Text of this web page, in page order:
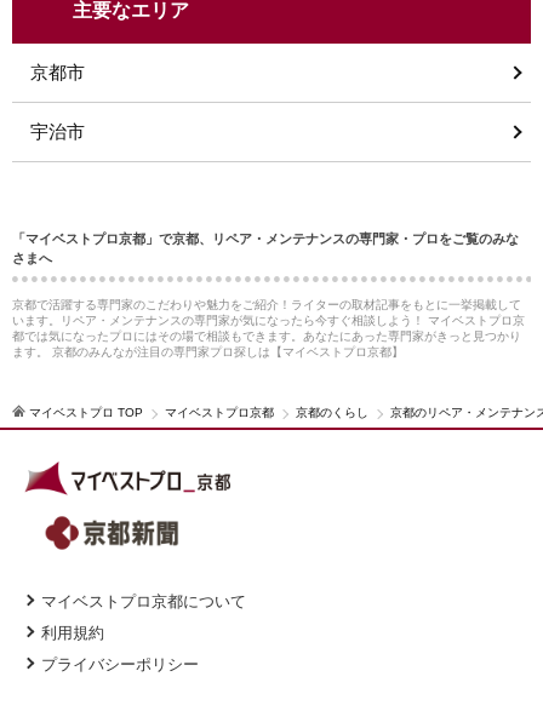
主要なエリア
京都市
宇治市
「マイベストプロ京都」で京都、リペア・メンテナンスの専門家・プロをご覧のみな
さまへ
京都で活躍する専門家のこだわりや魅力をご紹介！ライターの取材記事をもとに一挙掲載して
います。リペア・メンテナンスの専門家が気になったら今すぐ相談しよう！ マイベストプロ京
都では気になったプロにはその場で相談もできます。あなたにあった専門家がきっと見つかり
ます。 京都のみんなが注目の専門家プロ探しは【マイベストプロ京都】
マイベストプロ TOP マイベストプロ京都 京都のくらし 京都のリペア・メンテナン
マイベストプロ京都について
利用規約
プライバシーポリシー